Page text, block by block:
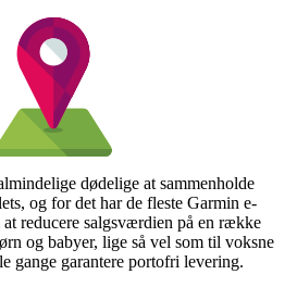
dødelige at sammenholde
og for det har de fleste Garmin e-
reducere salgsværdien på en række
og babyer, lige så vel som til voksne
gange garantere portofri levering.